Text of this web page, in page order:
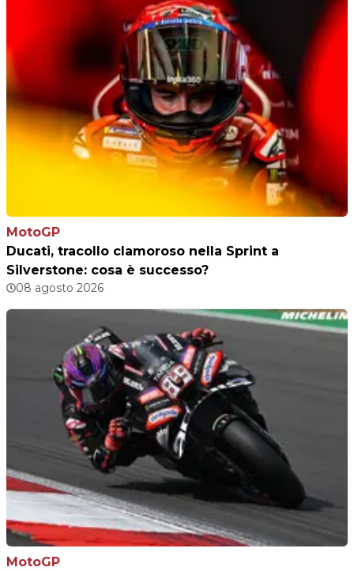
MotoGP
Ducati, tracollo clamoroso nella Sprint a
Silverstone: cosa è successo?
08 agosto 2026
MotoGP